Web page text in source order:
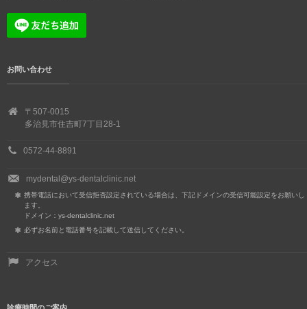
お問い合わせ
〒507-0015
多治見市住吉町7丁目28-1
0572-44-8891
mydental@ys-dentalclinic.net
携帯電話において受信拒否設定されている場合は、下記ドメインの受信可能設定をお願いし
ます。
ドメイン：ys-dentalclinic.net
必ずお名前と電話番号を記載して送信してください。
アクセス